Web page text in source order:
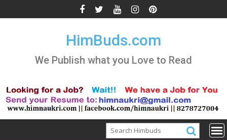
to
HimBuds.com
We Publish what you Love to Read